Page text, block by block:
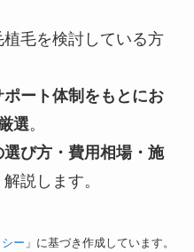
毛を検討している方
ート体制をもとにお
選。
び方・費用相場・施
説します。
ー 」に基づき作成しています。